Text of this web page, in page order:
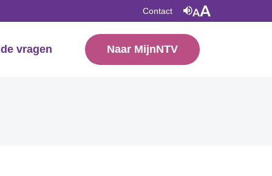
Contact
vragen Naar MijnNTV